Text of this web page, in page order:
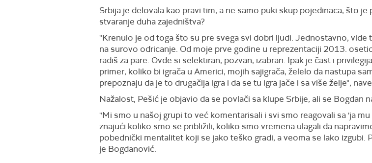
Srbija je delovala kao pravi tim, a ne samo puki skup pojedinaca, što
stvaranje duha zajedništva?
"Krenulo je od toga što su pre svega svi dobri ljudi. Jednostavno, vide
na surovo odricanje. Od moje prve godine u reprezentaciji 2013.
radiš za pare. Ovde si selektiran, pozvan, izabran. Ipak je čast i
primer, koliko bi igrača u Americi, mojih sajigrača, želelo da nastupa
prepoznaju da je to drugačija igra i da se tu igra jače i sa više želje",
Nažalost, Pešić je objavio da se povlači sa klupe Srbije, ali se Bogdan
"Mi smo u našoj grupi to već komentarisali i svi smo reagovali sa 'ja
znajući koliko smo se približili, koliko smo vremena ulagali da
pobednički mentalitet koji se jako teško gradi, a veoma se lako izgubi.
je Bogdanović.